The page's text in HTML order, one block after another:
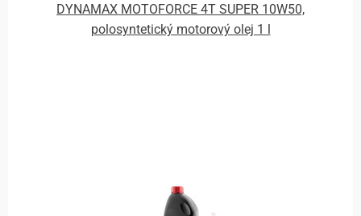
DYNAMAX MOTOFORCE 4T SUPER 10W50,
polosyntetický motorový olej 1 l